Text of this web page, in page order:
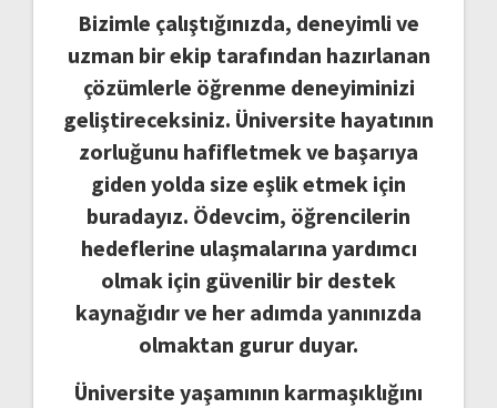
Bizimle çalıştığınızda, deneyimli ve
uzman bir ekip tarafından hazırlanan
çözümlerle öğrenme deneyiminizi
geliştireceksiniz. Üniversite hayatının
zorluğunu hafifletmek ve başarıya
giden yolda size eşlik etmek için
buradayız. Ödevcim, öğrencilerin
hedeflerine ulaşmalarına yardımcı
olmak için güvenilir bir destek
kaynağıdır ve her adımda yanınızda
olmaktan gurur duyar.
Üniversite yaşamının karmaşıklığını